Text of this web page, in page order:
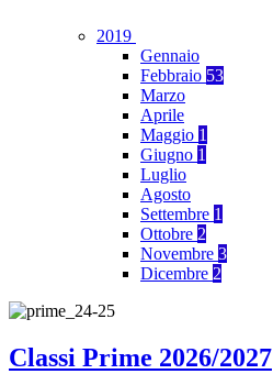
2019
Gennaio
Febbraio 53
Marzo
Aprile
Maggio 1
Giugno 1
Luglio
Agosto
Settembre 1
Ottobre 2
Novembre 3
Dicembre 2
Classi Prime 2026/2027